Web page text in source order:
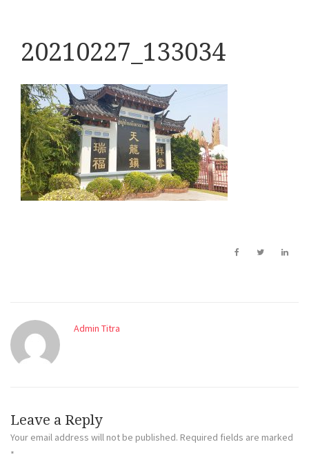
20210227_133034
Admin Titra
Leave a Reply
Your email address will not be published. Required fields are marked
*